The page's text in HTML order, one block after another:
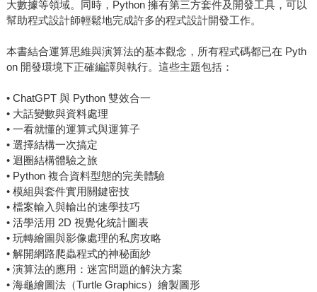
大數據等領域。同時，Python 擁有第三方套件及開發工具，可以
幫助程式設計師輕鬆地完成許多的程式設計開發工作。
本書結合運算思維與演算法的基本觀念，所有程式碼都已在 Pyth
on 開發環境下正確編譯與執行。這些主題包括：
• ChatGPT 與 Python 雙效合一
• 大話變數與資料處理
• 一看就懂的運算式與運算子
• 選擇結構一次搞定
• 迴圈結構體驗之旅
• Python 複合資料型態的完美體驗
• 模組與套件實用關鍵密技
• 檔案輸入與輸出的速學技巧
• 活學活用 2D 視覺化統計圖表
• 玩轉繪圖與影像處理的私房攻略
• 解開網路爬蟲程式的神秘面紗
• 演算法的應用：迷宮問題的解決方案
• 海龜繪圖法（Turtle Graphics）繪製圖形